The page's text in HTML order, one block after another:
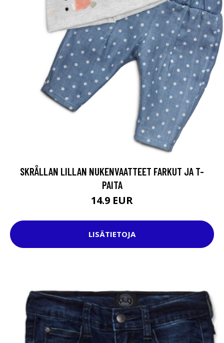
SKRÅLLAN LILLAN NUKENVAATTEET FARKUT JA T-
PAITA
14.9 EUR
LISÄTIETOJA